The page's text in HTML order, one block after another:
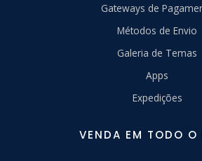
Gateways de
Métodos de Envio
Galeria de Temas
Apps
Expedições
VENDA EM TODO O